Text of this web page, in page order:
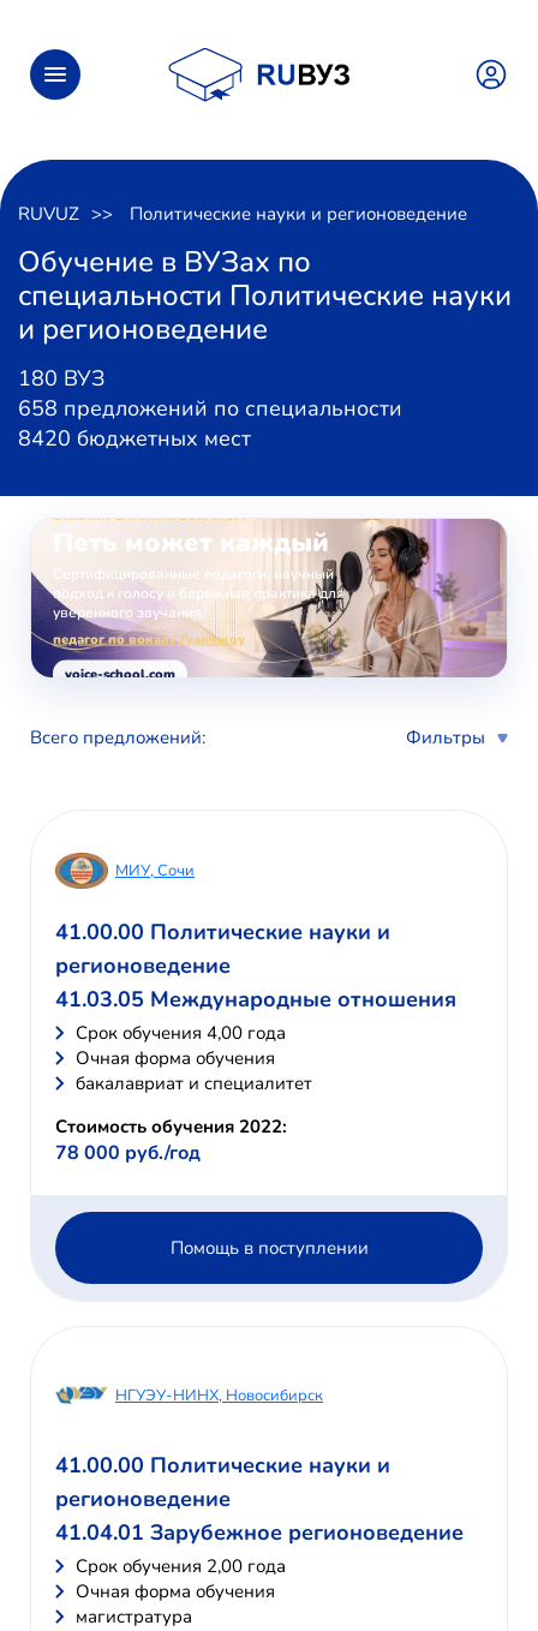
RUVUZ Политические науки и регионоведение
Обучение в ВУЗах по
специальности Политические науки
и регионоведение
180 ВУЗ
658 предложений по специальности
8420 бюджетных мест
ОНЛАЙН-ЗАНЯТИЯ ВОКАЛОМ
Петь может каждый
Сертифицированные педагоги, научный
подход к голосу и бережная практика для
уверенного звучания.
педагог по вокалу Гуанчжоу
voice-school.com
Всего предложений: Фильтры
МИУ, Сочи
41.00.00 Политические науки и
регионоведение
41.03.05 Международные отношения
Cрок обучения 4,00 года
Очная форма обучения
бакалавриат и специалитет
Стоимость обучения 2022:
78 000 руб./год
Помощь в поступлении
НГУЭУ-НИНХ, Новосибирск
41.00.00 Политические науки и
регионоведение
41.04.01 Зарубежное регионоведение
Cрок обучения 2,00 года
Очная форма обучения
магистратура